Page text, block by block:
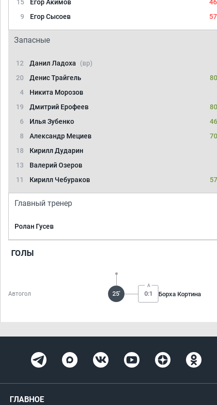
15
Егор Акимов
9
Егор Сысоев
Запасные
12 Данил Ладоха
(вр)
20
Денис Трайгель
4
Никита Морозов
19
Дмитрий Ерофеев
6
Илья Зубенко
8
Александр Мециев
18
Кирилл Дударин
13
Валерий Озеров
11
Кирилл Чебураков
Главный тренер
Ролан Гусев
ГОЛЫ
Автогол 25' 0:1 Борха Кортина
ГЛАВНОЕ